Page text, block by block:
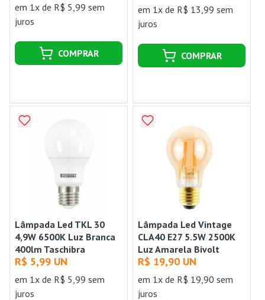
em 1x de R$ 5,99 sem
juros
COMPRAR
em 1x de R$ 13,99 sem
juros
COMPRAR
Lâmpada Led TKL 30
4,9W 6500K Luz Branca
400lm Taschibra
R$ 5,99 UN
em 1x de R$ 5,99 sem
juros
Lâmpada Led Vintage
CLA40 E27 5.5W 2500K
Luz Amarela Bivolt
Osram
R$ 19,90 UN
em 1x de R$ 19,90 sem
juros